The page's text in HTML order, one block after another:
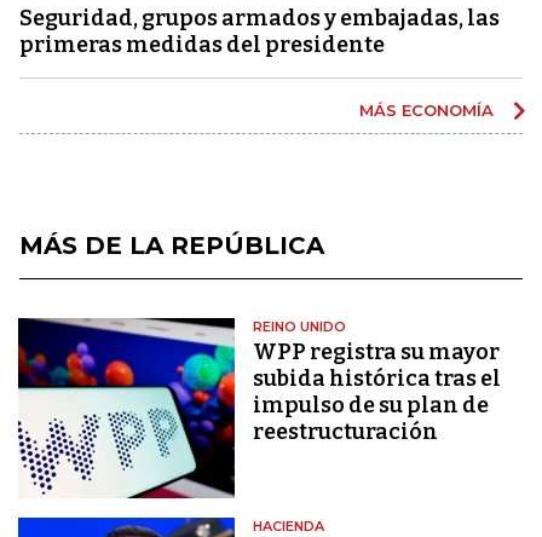
Seguridad, grupos armados y embajadas, las
primeras medidas del presidente
MÁS ECONOMÍA
MÁS DE LA REPÚBLICA
REINO UNIDO
WPP registra su mayor
subida histórica tras el
impulso de su plan de
reestructuración
HACIENDA